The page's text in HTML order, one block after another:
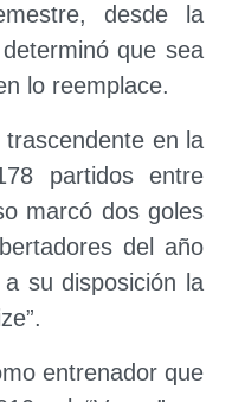
desde la
que sea
lo reemplace.
en la
partidos entre
marcó dos goles
del año
su disposición la
entrenador que